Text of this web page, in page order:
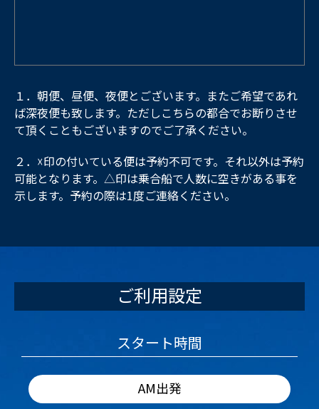
１．朝便、昼便、夜便とございます。またご希望であれ
ば深夜便も致します。ただしこちらの都合でお断りさせ
て頂くこともございますのでご了承ください。
２．☓印の付いている便は予約不可です。それ以外は予約
可能となります。△印は乗合船で人数に空きがある事を
示します。予約の際は1度ご連絡ください。
ご利用設定
スタート時間
AM出発